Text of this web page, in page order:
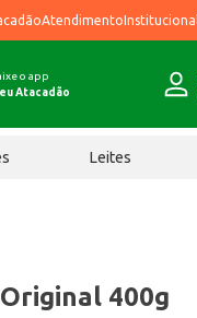
AtendimentoInstitucional
o app
Atacadão
Leites
400g